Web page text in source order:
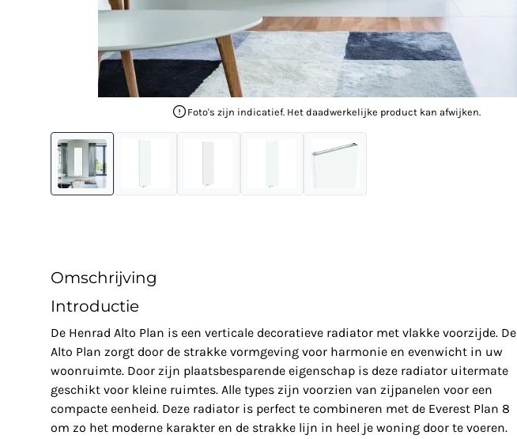
Foto's zijn indicatief. Het daadwerkelijke product kan afwijken.
Omschrijving
Introductie
De Henrad Alto Plan is een verticale decoratieve radiator met vlakke voorzijde. De
Alto Plan zorgt door de strakke vormgeving voor harmonie en evenwicht in uw
woonruimte. Door zijn plaatsbesparende eigenschap is deze radiator uitermate
geschikt voor kleine ruimtes. Alle types zijn voorzien van zijpanelen voor een
compacte eenheid. Deze radiator is perfect te combineren met de Everest Plan 8
om zo het moderne karakter en de strakke lijn in heel je woning door te voeren.